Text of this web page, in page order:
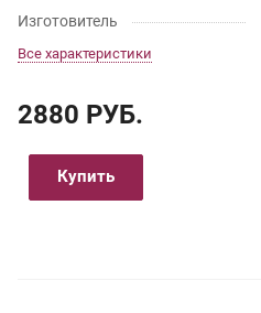
Изготовитель
Все характеристики
2880 РУБ.
Купить